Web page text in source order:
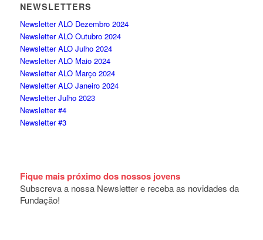
NEWSLETTERS
Newsletter ALO Dezembro 2024
Newsletter ALO Outubro 2024
Newsletter ALO Julho 2024
Newsletter ALO Maio 2024
Newsletter ALO Março 2024
Newsletter ALO Janeiro 2024
Newsletter Julho 2023
Newsletter #4
Newsletter #3
Fique mais próximo dos nossos jovens
Subscreva a nossa Newsletter e receba as novidades da
Fundação!